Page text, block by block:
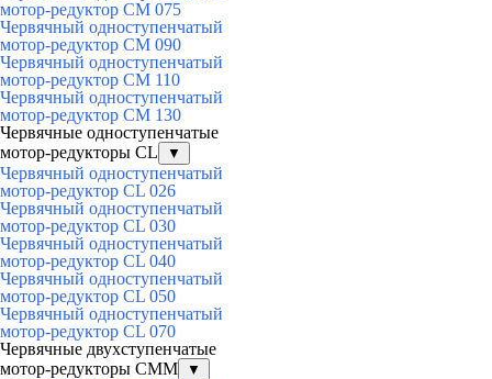
мотор-редуктор CM 075
Червячный одноступенчатый
мотор-редуктор CM 090
Червячный одноступенчатый
мотор-редуктор CM 110
Червячный одноступенчатый
мотор-редуктор CM 130
Червячные одноступенчатые
мотор-редукторы CL
▼
Червячный одноступенчатый
мотор-редуктор CL 026
Червячный одноступенчатый
мотор-редуктор CL 030
Червячный одноступенчатый
мотор-редуктор CL 040
Червячный одноступенчатый
мотор-редуктор CL 050
Червячный одноступенчатый
мотор-редуктор CL 070
Червячные двухступенчатые
мотор-редукторы CMM
▼